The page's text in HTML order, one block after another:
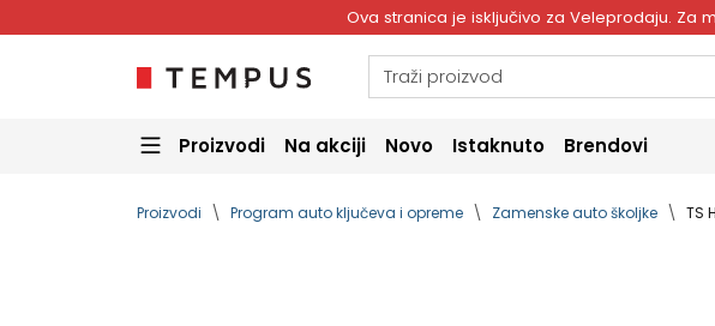
Ova stranica je isključivo za Veleprodaju. Za
Proizvodi Na akciji Novo Istaknuto Brendovi
Proizvodi Program auto ključeva i opreme Zamenske auto školjke TS